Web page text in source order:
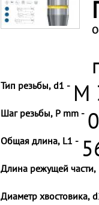
Тип резьбы, d1 - M
Шаг резьбы, P mm -
Общая длина, L1 -
Длина режущей части,
Диаметр хвостовика,